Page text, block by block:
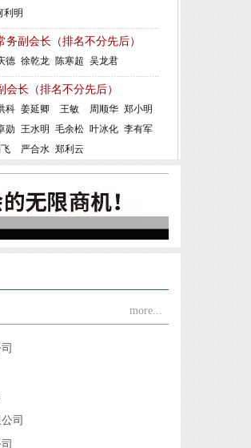
利明
务副会长（排名不分先后）
德 徐乾龙 陈寒超 吴龙君
会长（排名不分先后）
科 姜延卿 王敏 周顺华 郑小明
勋 王水明 毛余松 叶冰化 李有军
严合水 郑利云
more...
司
司
公司
公司
任公司
司
公司江山营业部
司